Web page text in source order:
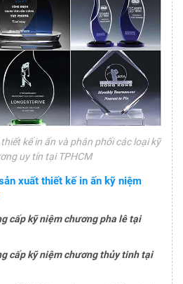
kế in ấn và phân phối các loại kỹ
uy tín tại TPHCM
xuất thiết kế in ấn kỹ niệm
cấp kỹ niệm chương pha lê tại
cấp kỹ niệm chương thủy tinh tại